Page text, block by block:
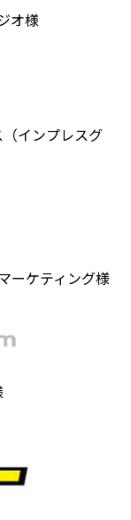
オ様
インプレスグ
ーケティング様